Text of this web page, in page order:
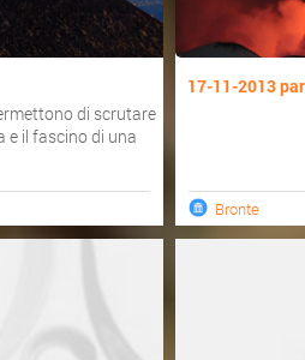
di scrutare
e il fascino di una
17-11-2013
Bronte